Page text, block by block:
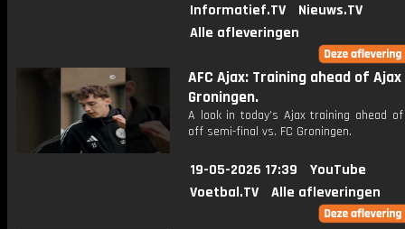
Informatief.TV
Nieuws.TV
Alle afleveringen
AFC Ajax: Training ahead of Ajax
Groningen.
A look in today’s Ajax training ahead
off semi-final vs. FC Groningen.
19-05-2026 17:39
YouTube
Voetbal.TV
Alle afleveringen